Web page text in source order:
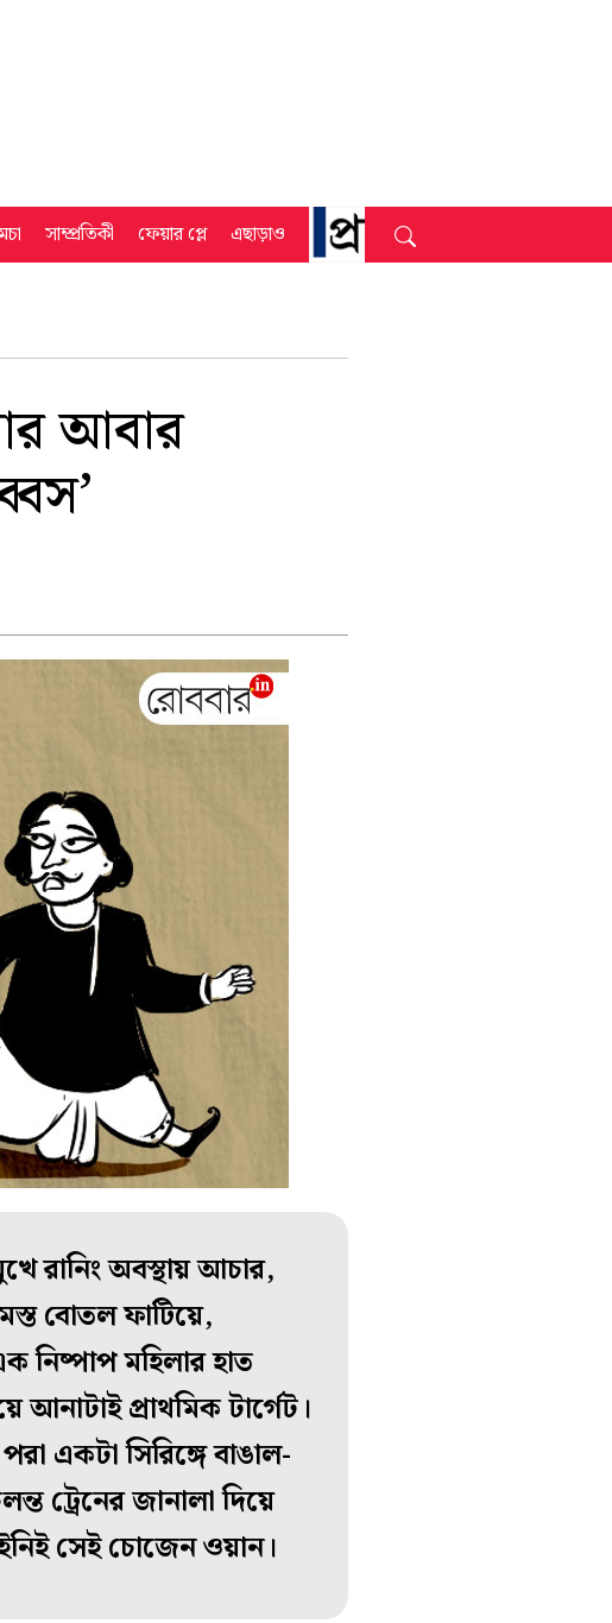
সাম্প্রতিকী ফেয়ার প্লে এছাড়াও
আবার
রানিং অবস্থায় আচার,
বোতল ফাটিয়ে,
নিষ্পাপ মহিলার হাত
আনাটাই প্রাথমিক টার্গেট।
একটা সিরিঙ্গে বাঙাল-
ট্রেনের জানালা দিয়ে
সেই চোজেন ওয়ান।